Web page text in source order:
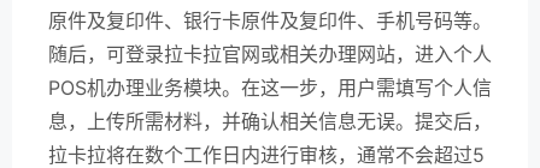
原件及复印件、银行卡原件及复印件、手机号码等。
随后，可登录拉卡拉官网或相关办理网站，进入个人
POS机办理业务模块。在这一步，用户需填写个人信
息，上传所需材料，并确认相关信息无误。提交后，
拉卡拉将在数个工作日内进行审核，通常不会超过5